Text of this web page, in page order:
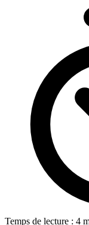
Temps de lecture : 4